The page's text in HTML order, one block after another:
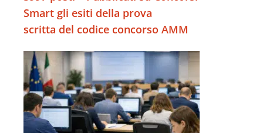
Smart gli esiti della prova
scritta del codice concorso AMM